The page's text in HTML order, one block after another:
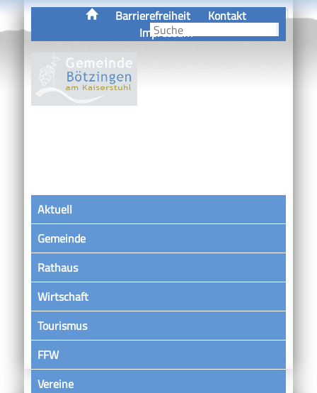
Barrierefreiheit
Kontakt
Impressum
Aktuell
Gemeinde
Rathaus
Wirtschaft
Tourismus
FFW
VereineSatzungen